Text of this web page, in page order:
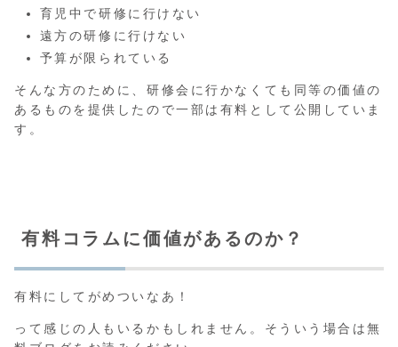
育児中で研修に行けない
遠方の研修に行けない
予算が限られている
そんな方のために、研修会に行かなくても同等の価値の
あるものを提供したので一部は有料として公開していま
す。
有料コラムに価値があるのか？
有料にしてがめついなあ！
って感じの人もいるかもしれません。そういう場合は無